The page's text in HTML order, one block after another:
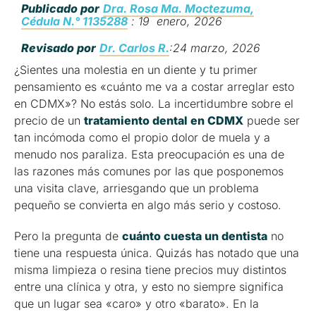
Publicado por Dra. Rosa Ma. Moctezuma,
Cédula N.° 1135288: 19 enero, 2026
Revisado por Dr. Carlos R.:24 marzo, 2026
¿Sientes una molestia en un diente y tu primer
pensamiento es «cuánto me va a costar arreglar esto
en CDMX»? No estás solo. La incertidumbre sobre el
precio de un tratamiento dental en CDMX puede ser
tan incómoda como el propio dolor de muela y a
menudo nos paraliza. Esta preocupación es una de
las razones más comunes por las que posponemos
una visita clave, arriesgando que un problema
pequeño se convierta en algo más serio y costoso.
Pero la pregunta de cuánto cuesta un dentista no
tiene una respuesta única. Quizás has notado que una
misma limpieza o resina tiene precios muy distintos
entre una clínica y otra, y esto no siempre significa
que un lugar sea «caro» y otro «barato». En la